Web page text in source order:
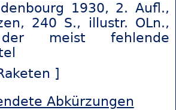
1930, 2. Aufl.,
240 S., illustr. OLn.,
meist fehlende
]
Abkürzungen